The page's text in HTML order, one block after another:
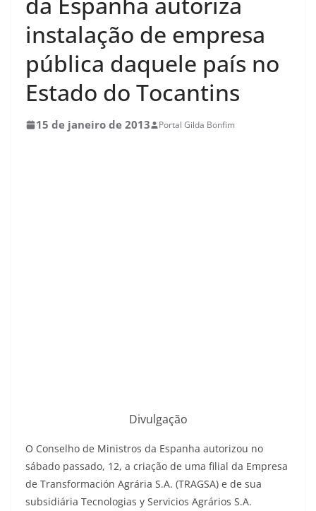
instalação de empresa
pública daquele país no
Estado do Tocantins
15 de janeiro de 2013 Portal Gilda Bonfim
Divulgação
O Conselho de Ministros da Espanha autorizou no
sábado passado, 12, a criação de uma filial da Empresa
de Transformación Agrária S.A. (TRAGSA) e de sua
subsidiária Tecnologias y Servicios Agrários S.A.